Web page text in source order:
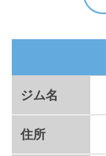
ジム名
住所